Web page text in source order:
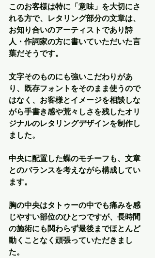
このお客様は特に「意味」を大切にさ
れる方で、レタリング部分の文章は、
お知り合いのアーティストであり詩
人・作詞家の方に書いていただいた言
葉だそうです。
文字そのものにも強いこだわりがあ
り、既存フォントをそのまま使うので
はなく、お客様とイメージを相談しな
がら手書き感や荒々しさを残したオリ
ジナルのレタリングデザインを制作し
ました。
中央に配置した蝶のモチーフも、文章
とのバランスを考えながら構成してい
ます。
胸の中央はタトゥーの中でも痛みを感
じやすい部位のひとつですが、長時間
の施術にも関わらず最後までほとんど
動くことなく頑張っていただきまし
た。